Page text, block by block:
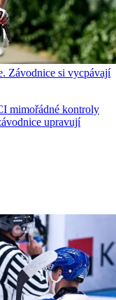
Závodnice si vycpávají
mimořádné kontroly
upravují